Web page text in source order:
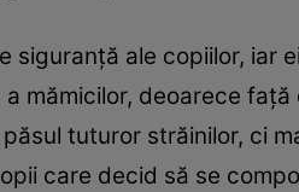
siguranţă ale copiilor, iar
a mămicilor, deoarece
tuturor străinilor, ci
care decid să se